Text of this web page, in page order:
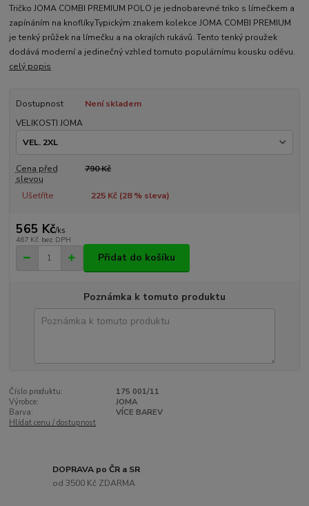
Tričko JOMA COMBI PREMIUM POLO je jednobarevné triko s límečkem a
zapínáním na knoflíky.Typickým znakem kolekce JOMA COMBI PREMIUM
je tenký průžek na límečku a na okrajích rukávů. Tento tenký proužek
dodává moderní a jedinečný vzhled tomuto populárnímu kousku oděvu.
celý popis
Dostupnost
Není skladem
VELIKOSTI JOMA
Cena před
slevou
790 Kč
Ušetříte 225 Kč (28% sleva)
565 Kč/ks
467 Kč bez DPH
Přidat do košíku
Poznámka k tomuto produktu
Číslo produktu:
175 001/11
Výrobce:
JOMA
Barva:
VÍCE BAREV
Hlídat cenu / dostupnost
DOPRAVA po ČR a SR
od 3500 Kč ZDARMA